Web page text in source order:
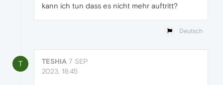
kann ich tun dass es nicht mehr auftritt?
Deutsch
T TESHIA 7 SEP
2023, 18:45